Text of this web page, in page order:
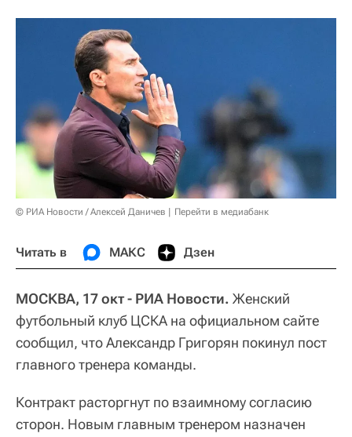
© РИА Новости / Алексей Даничев Перейти в медиабанк
Читать в МАКС Дзен
МОСКВА, 17 окт - РИА Новости. Женский
футбольный клуб ЦСКА на официальном сайте
сообщил, что Александр Григорян покинул пост
главного тренера команды.
Контракт расторгнут по взаимному согласию
сторон. Новым главным тренером назначен